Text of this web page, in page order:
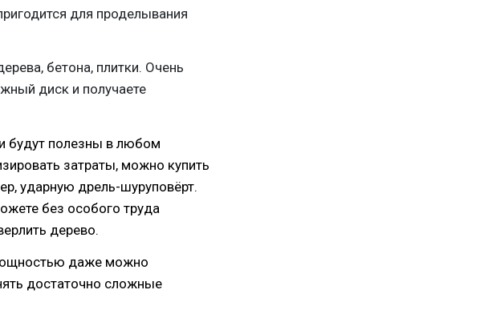
для проделывания
бетона, плитки. Очень
диск и получаете
будут полезны в любом
затраты, можно купить
ударную дрель-шуруповёрт.
без особого труда
дерево.
даже можно
достаточно сложные